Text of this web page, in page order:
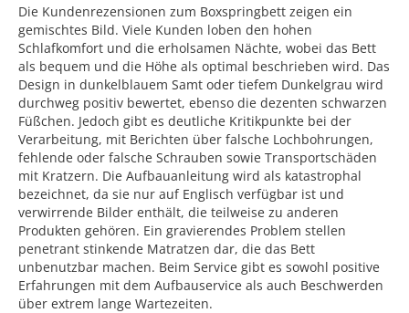
Die Kundenrezensionen zum Boxspringbett zeigen ein
gemischtes Bild. Viele Kunden loben den hohen
Schlafkomfort und die erholsamen Nächte, wobei das Bett
als bequem und die Höhe als optimal beschrieben wird. Das
Design in dunkelblauem Samt oder tiefem Dunkelgrau wird
durchweg positiv bewertet, ebenso die dezenten schwarzen
Füßchen. Jedoch gibt es deutliche Kritikpunkte bei der
Verarbeitung, mit Berichten über falsche Lochbohrungen,
fehlende oder falsche Schrauben sowie Transportschäden
mit Kratzern. Die Aufbauanleitung wird als katastrophal
bezeichnet, da sie nur auf Englisch verfügbar ist und
verwirrende Bilder enthält, die teilweise zu anderen
Produkten gehören. Ein gravierendes Problem stellen
penetrant stinkende Matratzen dar, die das Bett
unbenutzbar machen. Beim Service gibt es sowohl positive
Erfahrungen mit dem Aufbauservice als auch Beschwerden
über extrem lange Wartezeiten.